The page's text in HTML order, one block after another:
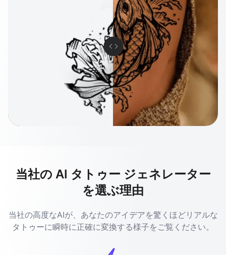
当社の AI タトゥー ジェネレーター
を選ぶ理由
当社の高度なAIが、あなたのアイデアを驚くほどリアルな
タトゥーに瞬時に正確に変換する様子をご覧ください。